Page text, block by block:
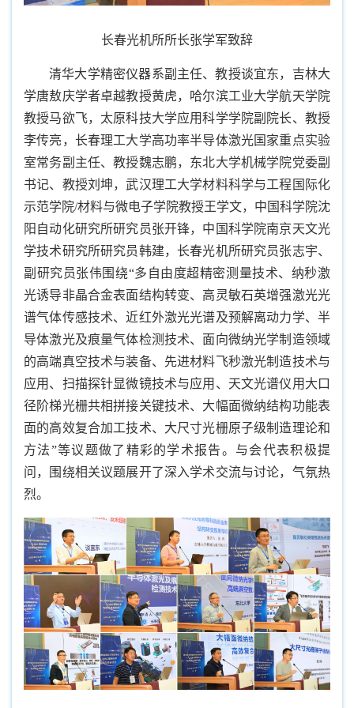
长春光机所所长张学军致辞
清华大学精密仪器系副主任、教授谈宜东，吉林大
学唐敖庆学者卓越教授黄虎，哈尔滨工业大学航天学院
教授马欲飞，太原科技大学应用科学学院副院长、教授
李传亮，长春理工大学高功率半导体激光国家重点实验
室常务副主任、教授魏志鹏，东北大学机械学院党委副
书记、教授刘坤，武汉理工大学材料科学与工程国际化
示范学院/材料与微电子学院教授王学文，中国科学院沈
阳自动化研究所研究员张开锋，中国科学院南京天文光
学技术研究所研究员韩建，长春光机所研究员张志宇、
副研究员张伟围绕“多自由度超精密测量技术、纳秒激
光诱导非晶合金表面结构转变、高灵敏石英增强激光光
谱气体传感技术、近红外激光光谱及预解离动力学、半
导体激光及痕量气体检测技术、面向微纳光学制造领域
的高端真空技术与装备、先进材料飞秒激光制造技术与
应用、扫描探针显微镜技术与应用、天文光谱仪用大口
径阶梯光栅共相拼接关键技术、大幅面微纳结构功能表
面的高效复合加工技术、大尺寸光栅原子级制造理论和
方法”等议题做了精彩的学术报告。与会代表积极提
问，围绕相关议题展开了深入学术交流与讨论，气氛热
烈。